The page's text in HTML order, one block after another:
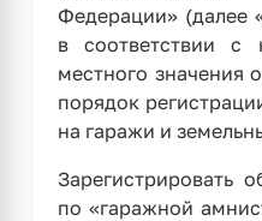
Федерации» (далее
в соответствии с
местного значения
порядок
на гаражи и
Зарегистрировать
по «гаражной